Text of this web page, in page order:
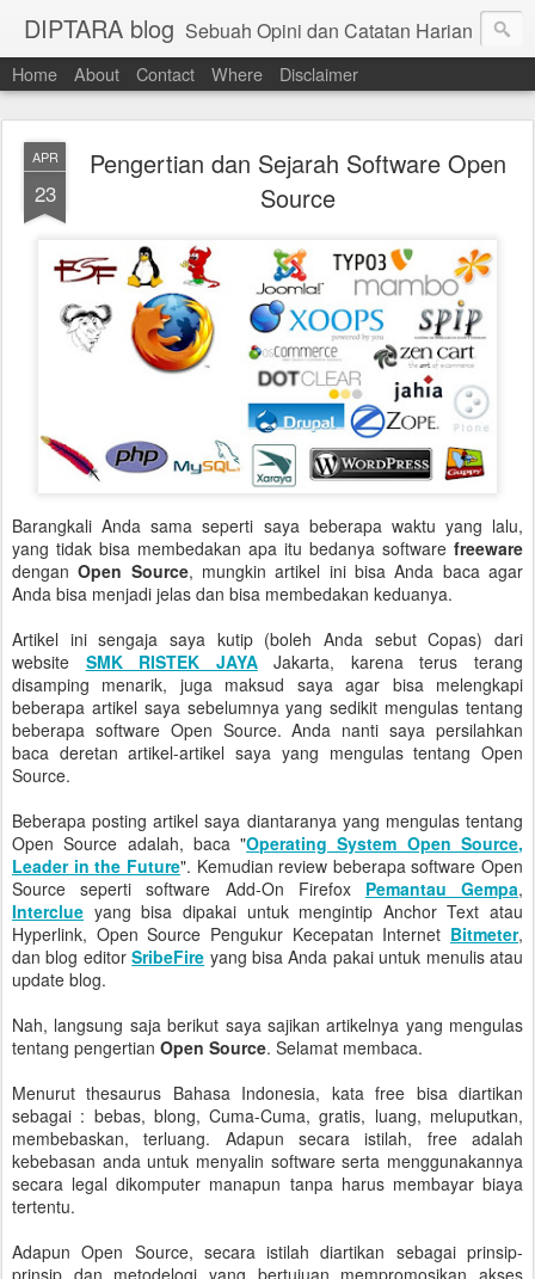
DIPTARA blog Sebuah Opini dan Catatan Harian
Home About Contact Where Disclaimer
APR
23
Pengertian dan Sejarah Software Open
Source
Barangkali Anda sama seperti saya beberapa waktu yang lalu,
yang tidak bisa membedakan apa itu bedanya software freeware
denganOpen Source, mungkin artikel ini bisa Anda baca agar
Anda bisa menjadi jelas dan bisa membedakan keduanya.
Artikel ini sengaja saya kutip (boleh Anda sebut Copas) dari
website SMK RISTEK JAYAJakarta, karena terus terang
disamping menarik, juga maksud saya agar bisa melengkapi
beberapa artikel saya sebelumnya yang sedikit mengulas tentang
beberapa software Open Source. Anda nanti saya persilahkan
baca deretan artikel-artikel saya yang mengulas tentang Open
Source.
Beberapa posting artikel saya diantaranya yang mengulas tentang
Open Source adalah, baca "Operating System Open Source,
Leader in the Future". Kemudian review beberapa software Open
Source seperti software Add-On Firefox Pemantau Gempa,
Interclue yang bisa dipakai untuk mengintip Anchor Text atau
Hyperlink, Open Source Pengukur Kecepatan Internet Bitmeter,
dan blog editorSribeFire yang bisa Anda pakai untuk menulis atau
update blog.
Nah, langsung saja berikut saya sajikan artikelnya yang mengulas
tentang pengertian Open Source. Selamat membaca.
Menurut thesaurus Bahasa Indonesia, kata free bisa diartikan
sebagai : bebas, blong, Cuma-Cuma, gratis, luang, meluputkan,
membebaskan, terluang. Adapun secara istilah, free adalah
kebebasan anda untuk menyalin software serta menggunakannya
secara legal dikomputer manapun tanpa harus membayar biaya
tertentu.
Adapun Open Source, secara istilah diartikan sebagai prinsip-
prinsip dan metodelogi yang bertujuan mempromosikan akses